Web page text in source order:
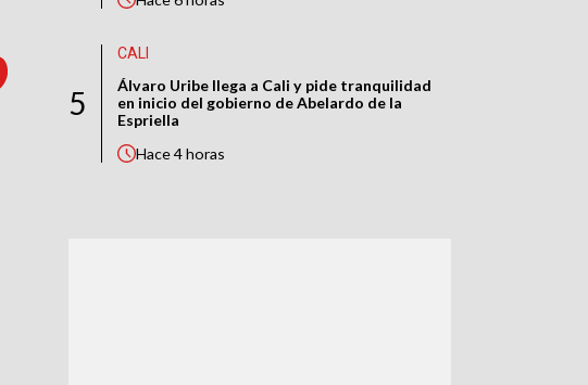
5
CALI
Álvaro Uribe llega a Cali y pide tranquilidad
en inicio del gobierno de Abelardo de la
Espriella
Hace4 horas